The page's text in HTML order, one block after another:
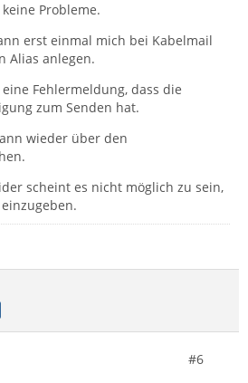
Probleme.
erst einmal mich bei Kabelmail
Alias anlegen.
Fehlermeldung, dass die
zum Senden hat.
wieder über den
scheint es nicht möglich zu sein,
#6